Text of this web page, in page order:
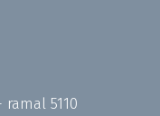
ramal 5110